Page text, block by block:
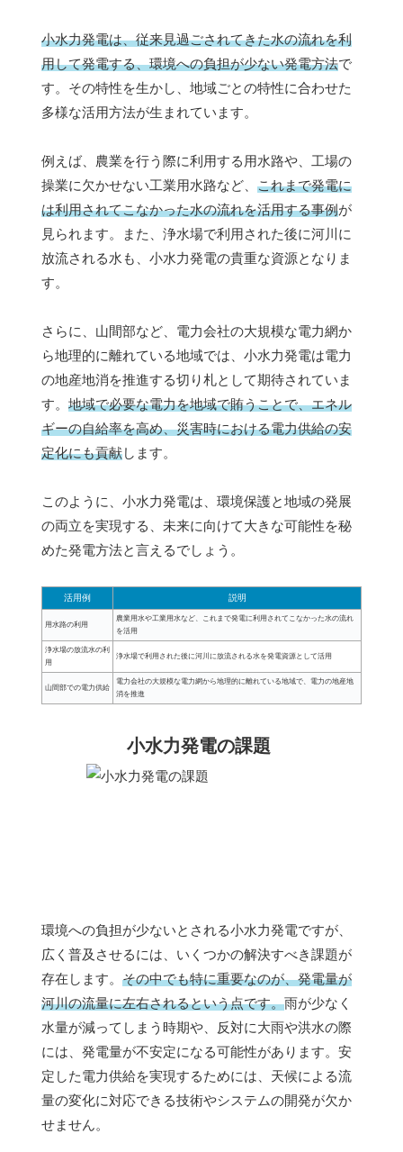
小水力発電は、従来見過ごされてきた水の流れを利
用して発電する、環境への負担が少ない発電方法で
す。その特性を生かし、地域ごとの特性に合わせた
多様な活用方法が生まれています。
例えば、農業を行う際に利用する用水路や、工場の
操業に欠かせない工業用水路など、 これまで発電に
は利用されてこなかった水の流れを活用する事例が
見られます。また、浄水場で利用された後に河川に
放流される水も、小水力発電の貴重な資源となりま
す。
さらに、山間部など、電力会社の大規模な電力網か
ら地理的に離れている地域では、小水力発電は電力
の地産地消を推進する切り札として期待されていま
す。 地域で必要な電力を地域で賄うことで、エネル
ギーの自給率を高め、災害時における電力供給の安
定化にも貢献します。
このように、小水力発電は、環境保護と地域の発展
の両立を実現する、未来に向けて大きな可能性を秘
めた発電方法と言えるでしょう。
活用例 説明
用水路の利用
農業用水や工業用水など、これまで発電に利用されてこなかった水の流れ
を活用
浄水場の放流水の利
用
浄水場で利用された後に河川に放流される水を発電資源として活用
山間部での電力供給
電力会社の大規模な電力網から地理的に離れている地域で、電力の地産地
消を推進
小水力発電の課題
環境への負担が少ないとされる小水力発電ですが、
広く普及させるには、いくつかの解決すべき課題が
存在します。 その中でも特に重要なのが、発電量が
河川の流量に左右されるという点です。雨が少なく
水量が減ってしまう時期や、反対に大雨や洪水の際
には、発電量が不安定になる可能性があります。安
定した電力供給を実現するためには、天候による流
量の変化に対応できる技術やシステムの開発が欠か
せません。